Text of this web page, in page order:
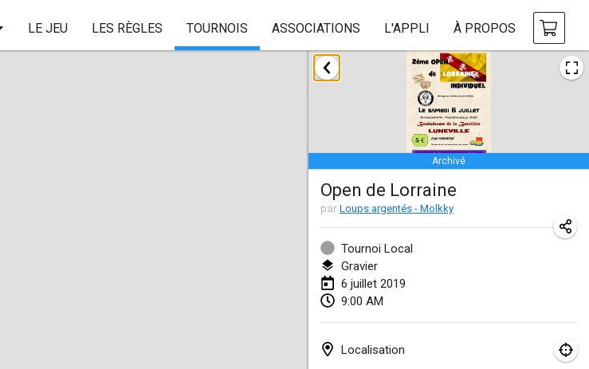
LE JEU LES RÈGLES TOURNOIS ASSOCIATIONS L'APPLI À PROPOS
Archivé
Open de Lorraine
par Loups argentés - Molkky
Tournoi Local
Gravier
6 juillet 2019
9:00 AM
Localisation
janvier 2019
New Year's Throw Mölkky
|République tchèque
Tournoi Mixte ASPTTOM
20 janv. 2019| France
Tournoi d'Hiver
26 janv. 2019
Liekki Cup
26 janv. 2019
26 janv. 2019